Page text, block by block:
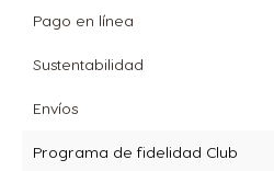
Pago en línea
Sustentabilidad
Envíos
Programa de fidelidad Club